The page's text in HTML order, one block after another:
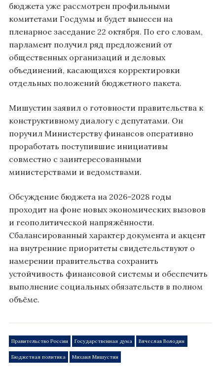
бюджета уже рассмотрен профильными
комитетами Госдумы и будет вынесен на
пленарное заседание 22 октября. По его словам,
парламент получил ряд предложений от
общественных организаций и деловых
объединений, касающихся корректировки
отдельных положений бюджетного пакета.
Мишустин заявил о готовности правительства к
конструктивному диалогу с депутатами. Он
поручил Министерству финансов оперативно
проработать поступившие инициативы
совместно с заинтересованными
министерствами и ведомствами.
Обсуждение бюджета на 2026–2028 годы
проходит на фоне новых экономических вызовов
и геополитической напряжённости.
Сбалансированный характер документа и акцент
на внутренние приоритеты свидетельствуют о
намерении правительства сохранить
устойчивость финансовой системы и обеспечить
выполнение социальных обязательств в полном
объёме.
Правительство России Государственная дума Вячеслав Володин
Бюджетная политика Михаил Мишустин